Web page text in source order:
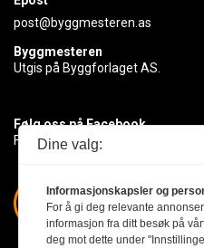
post@byggmesteren.as
Byggmesteren
Utgis på Byggforlaget AS.
Følg oss på Facebook
Få med deg det siste innen
Dine valg:
Informasjonskapsler og
For å gi deg relevante
informasjon fra ditt besøk på
deg mot dette under